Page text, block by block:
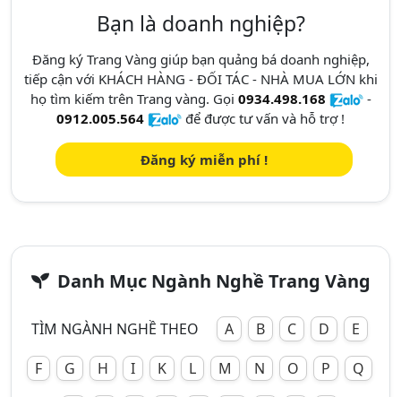
Bạn là doanh nghiệp?
Đăng ký Trang Vàng giúp bạn quảng bá doanh nghiệp,
tiếp cận với KHÁCH HÀNG - ĐỐI TÁC - NHÀ MUA LỚN khi
họ tìm kiếm trên Trang vàng. Gọi 0934.498.168
-
0912.005.564
để được tư vấn và hỗ trợ !
Đăng ký miễn phí !
Danh Mục Ngành Nghề Trang Vàng
TÌM NGÀNH NGHỀ THEO A B C D
E
F
G H I K L M N O P Q